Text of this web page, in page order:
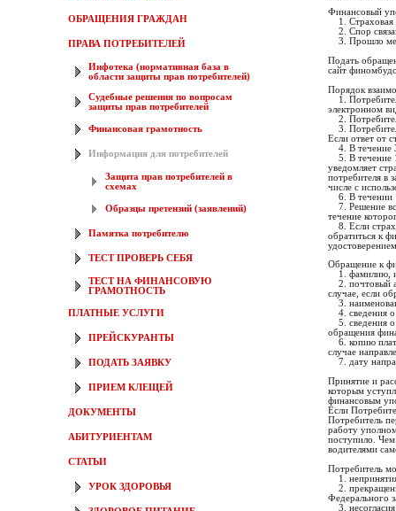
ОБРАЩЕНИЯ ГРАЖДАН
ПРАВА ПОТРЕБИТЕЛЕЙ
Инфотека (нормативная база в
области защиты прав потребителей)
Судебные решения по вопросам
защиты прав потребителей
Финансовая грамотность
Информация для потребителей
Защита прав потребителей в
схемах
Образцы претензий (заявлений)
Памятка потребителю
ТЕСТ ПРОВЕРЬ СЕБЯ
ТЕСТ НА ФИНАНСОВУЮ
ГРАМОТНОСТЬ
ПЛАТНЫЕ УСЛУГИ
ПРЕЙСКУРАНТЫ
ПОДАТЬ ЗАЯВКУ
ПРИЕМ КЛЕЩЕЙ
ДОКУМЕНТЫ
АБИТУРИЕНТАМ
СТАТЬИ
УРОК ЗДОРОВЬЯ
Финансовый
1. Страховая
2. Спор
3. Прошло
Подать
сайт
Порядок
1.
электронном
2.
3.
Если ответ от
4. В течение
5. В течение
уведомляет
потребителя в
числе с
6. В течении
7. Решение
течение
8. Если
обратиться к
Обращение к
1. фамилию,
2. почтовый
случае, если
3.
4. сведения о
5. сведения о
обращения
6. копию
случае
7. дату
Принятие и
которым
финансовым
Если
Потребитель
работу
поступило.
водителями
Потребитель
1.
2.
Федерального
3.